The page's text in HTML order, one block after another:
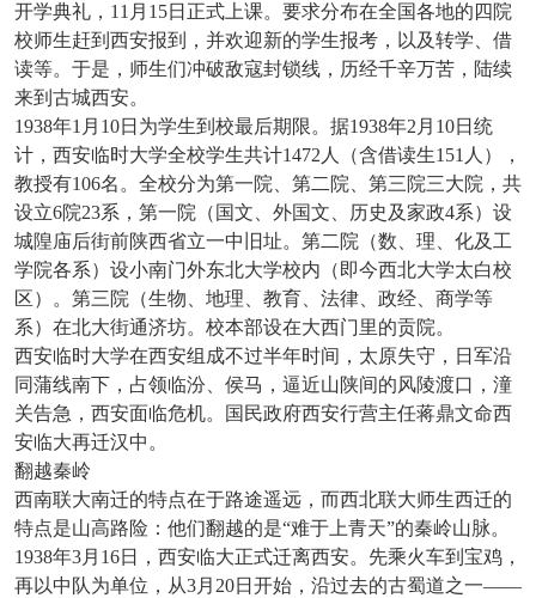
开学典礼，11月15日正式上课。要求分布在全国各地的四院
校师生赶到西安报到，并欢迎新的学生报考，以及转学、借
读等。于是，师生们冲破敌寇封锁线，历经千辛万苦，陆续
来到古城西安。
1938年1月10日为学生到校最后期限。据1938年2月10日统
计，西安临时大学全校学生共计1472人（含借读生151人），
教授有106名。全校分为第一院、第二院、第三院三大院，共
设立6院23系，第一院（国文、外国文、历史及家政4系）设
城隍庙后街前陕西省立一中旧址。第二院（数、理、化及工
学院各系）设小南门外东北大学校内（即今西北大学太白校
区）。第三院（生物、地理、教育、法律、政经、商学等
系）在北大街通济坊。校本部设在大西门里的贡院。
西安临时大学在西安组成不过半年时间，太原失守，日军沿
同蒲线南下，占领临汾、侯马，逼近山陕间的风陵渡口，潼
关告急，西安面临危机。国民政府西安行营主任蒋鼎文命西
安临大再迁汉中。
翻越秦岭
西南联大南迁的特点在于路途遥远，而西北联大师生西迁的
特点是山高路险：他们翻越的是“难于上青天”的秦岭山脉。
1938年3月16日，西安临大正式迁离西安。先乘火车到宝鸡，
再以中队为单位，从3月20日开始，沿过去的古蜀道之一——